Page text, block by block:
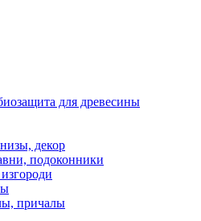
для древесины
декор
подоконники
причалы